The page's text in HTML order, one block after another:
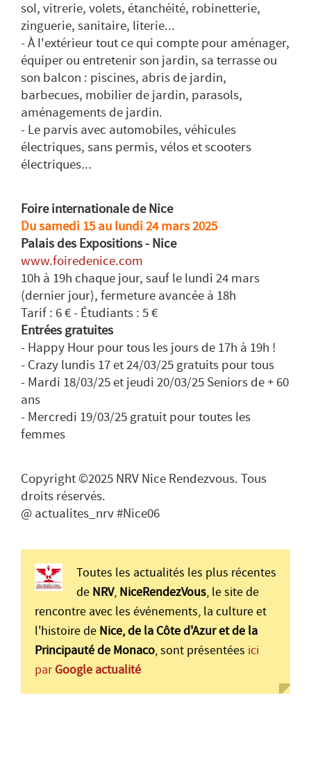
sol, vitrerie, volets, étanchéité, robinetterie,
zinguerie, sanitaire, literie...
- À l'extérieur tout ce qui compte pour aménager,
équiper ou entretenir son jardin, sa terrasse ou
son balcon : piscines, abris de jardin,
barbecues, mobilier de jardin, parasols,
aménagements de jardin.
- Le parvis avec automobiles, véhicules
électriques, sans permis, vélos et scooters
électriques...
Foire internationale de Nice
Du samedi 15 au lundi 24 mars 2025
Palais des Expositions - Nice
www.foiredenice.com
10h à 19h chaque jour, sauf le lundi 24 mars
(dernier jour), fermeture avancée à 18h
Tarif : 6 € - Étudiants : 5 €
Entrées gratuites
- Happy Hour pour tous les jours de 17h à 19h !
- Crazy lundis 17 et 24/03/25 gratuits pour tous
- Mardi 18/03/25 et jeudi 20/03/25 Seniors de + 60
ans
- Mercredi 19/03/25 gratuit pour toutes les
femmes
Copyright ©2025 NRV Nice Rendezvous. Tous
droits réservés.
@ actualites_nrv #Nice06
Toutes les actualités les plus récentes
de NRV, NiceRendezVous, le site de
rencontre avec les événements, la culture et
l'histoire de Nice, de la Côte d'Azur et de la
Principauté de Monaco, sont présentées ici
par Google actualité